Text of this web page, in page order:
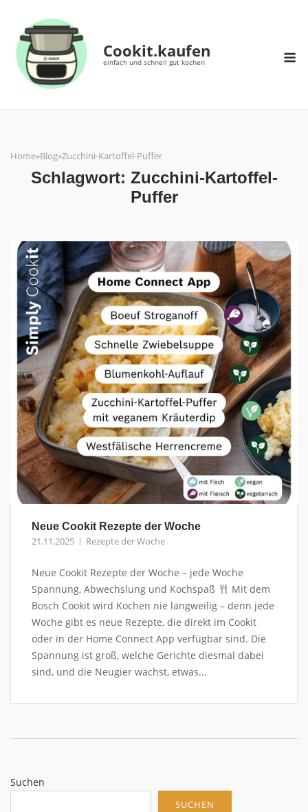
content
Cookit.kaufen
einfach und schnell gut kochen
Home»Blog»Zucchini-Kartoffel-Puffer
Schlagwort: Zucchini-Kartoffel-
Puffer
Neue Cookit Rezepte der Woche
21.11.2025 Rezepte der Woche
Neue Cookit Rezepte der Woche – jede Woche
Spannung, Abwechslung und Kochspaß
Mit dem
Bosch Cookit wird Kochen nie langweilig – denn jede
Woche gibt es neue Rezepte, die direkt im Cookit
oder in der Home Connect App verfügbar sind. Die
Spannung ist groß, welche Gerichte diesmal dabei
sind, und die Neugier wächst, etwas...
Suchen
SUCHEN